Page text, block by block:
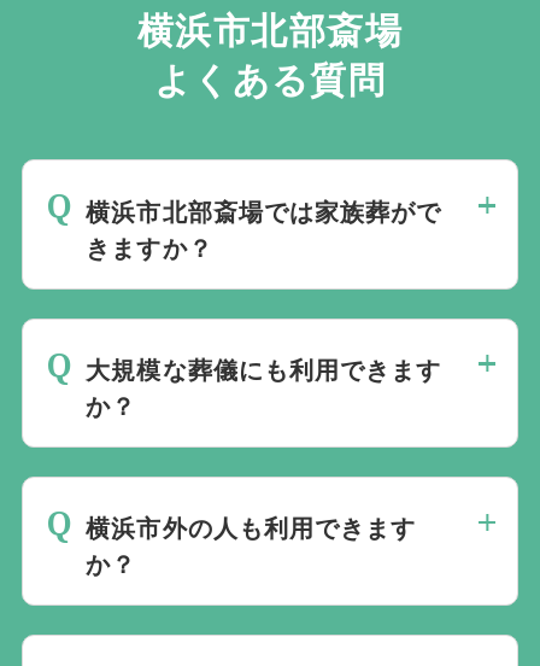
火葬棟は1階が火葬炉、2階が控室という構造に
天井近くのガラス窓から光が差し込みます。そ
の柔らかな光の中を昇っていく感覚は、まるで
天へ向かっていくかのような印象を与えること
も。 2階の控室フロアもガラス面が多く、自然
光にあふれ、売店前にはベンチが配置されてお
り、まるでカフェテラスのような雰囲気です。
施設全体から、遺族への配慮が感じられる斎場
です。
横浜市北部斎場
よくある質問
横浜市北部斎場では家族葬がで
きますか？
行えます。火葬場も同じ敷地内にあるた
め、告別式後に別の火葬場へ移動する必要
がありません。
大規模な葬儀にも利用できます
か？
する場合は、事前に北部斎場への相談が必
要です。
横浜市外の人も利用できます
か？